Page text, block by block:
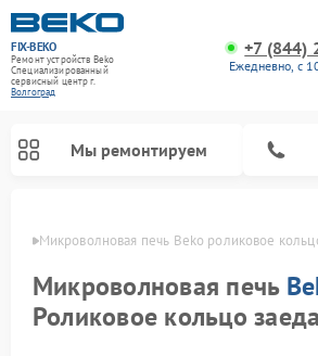
FIX-BEKO
Ремонт устройств Beko
Специализированный
cервисный центр г.
Волгоград
+7 (844)
Ежедневно, с
Мы ремонтируем
Микроволновая печь Beko роликовое
Микроволновая печь
Роликовое кольцо